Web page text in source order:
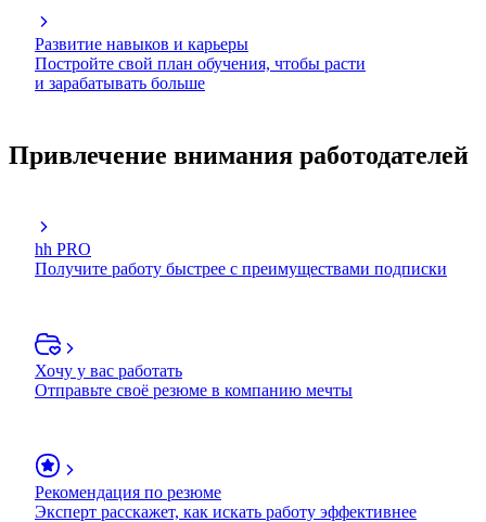
Развитие навыков и карьеры
Постройте свой план обучения, чтобы расти
и зарабатывать больше
Привлечение внимания работодателей
hh PRO
Получите работу быстрее с преимуществами подписки
Хочу у вас работать
Отправьте своё резюме в компанию мечты
Рекомендация по резюме
Эксперт расскажет, как искать работу эффективнее